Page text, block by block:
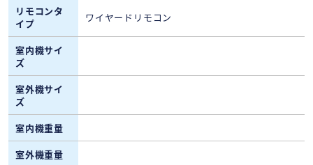
リモコンタ
イプ
ワイヤードリモコン
室内機サイ
ズ
室外機サイ
ズ
室内機重量
室外機重量